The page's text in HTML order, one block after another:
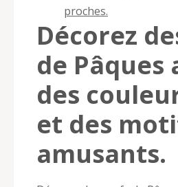
proches.
Décorez
de Pâques
des
et des
amusants.